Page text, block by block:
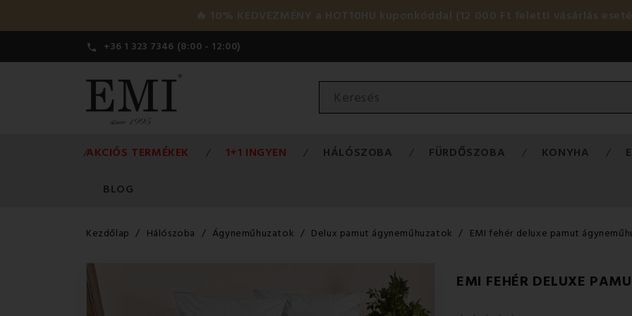
🔥 10% KEDVEZMÉNY a HOT10HU kuponkóddal (12 000 Ft feletti vásárlás
 +36 1 323 7346 (8:00 - 12:00)
AKCIÓS TERMÉKEK 1+1 INGYEN HÁLÓSZOBA FÜRDŐSZOBA KONYHA
BLOG
Kezdőlap Hálószoba Ágyneműhuzatok Delux pamut ágyneműhuzatok EMI fehér deluxe pamut
EMI FEHÉR DELUXE